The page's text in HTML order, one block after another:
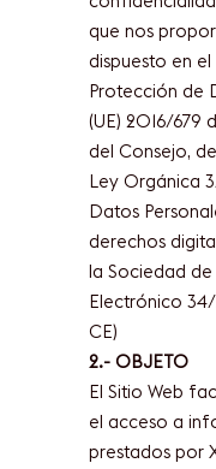
que nos
dispuesto en
Protección de
(UE) 2016/679
del Consejo,
Ley Orgánica
Datos
derechos
la Sociedad
Electrónico
CE)
2.- OBJETO
El Sitio Web
el acceso a
prestados por